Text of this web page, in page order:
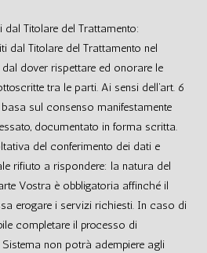
dal Titolare del Trattamento:
dal Titolare del Trattamento nel
dover rispettare ed onorare le
tra le parti. Ai sensi dell’art. 6
sul consenso manifestamente
documentato in forma scritta.
del conferimento dei dati e
rifiuto a rispondere: la natura del
Vostra è obbligatoria affinché il
erogare i servizi richiesti. In caso di
completare il processo di
non potrà adempiere agli